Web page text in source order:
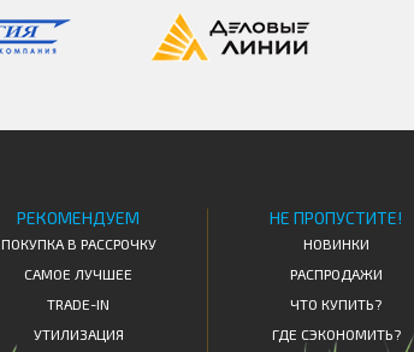
РЕКОМЕНДУЕМ
ПОКУПКА В РАССРОЧКУ
САМОЕ ЛУЧШЕЕ
TRADE-IN
УТИЛИЗАЦИЯ
НЕ ПРОПУСТИТЕ!
НОВИНКИ
РАСПРОДАЖИ
ЧТО КУПИТЬ?
ГДЕ СЭКОНОМИТЬ?